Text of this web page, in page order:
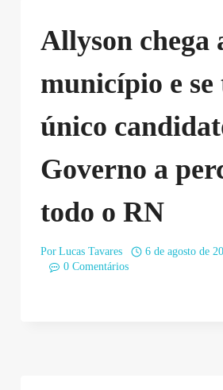
Allyson chega
município e
único
Governo a
todo o RN
Por Lucas Tavares
6 de agosto de
0 Comentários